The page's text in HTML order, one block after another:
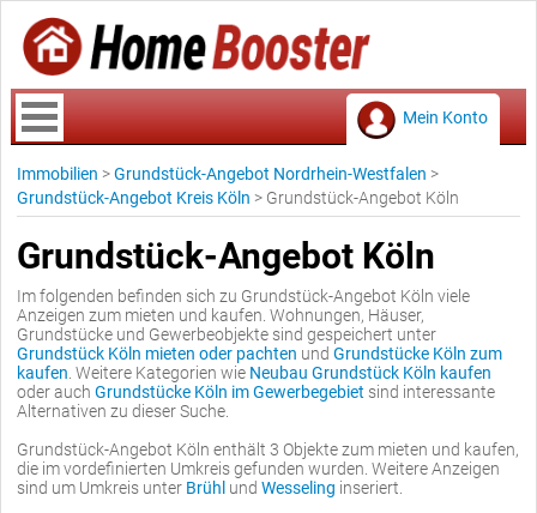
Mein Konto
Immobilien >Grundstück-Angebot Nordrhein-Westfalen >
Grundstück-Angebot Kreis Köln > Grundstück-Angebot Köln
Grundstück-Angebot Köln
Im folgenden befinden sich zu Grundstück-Angebot Köln viele
Anzeigen zum mieten und kaufen. Wohnungen, Häuser,
Grundstücke und Gewerbeobjekte sind gespeichert unter
Grundstück Köln mieten oder pachten und Grundstücke Köln zum
kaufen . Weitere Kategorien wie Neubau Grundstück Köln kaufen
oder auch Grundstücke Köln im Gewerbegebiet sind interessante
Alternativen zu dieser Suche.
Grundstück-Angebot Köln enthält 3 Objekte zum mieten und kaufen,
die im vordefinierten Umkreis gefunden wurden. Weitere Anzeigen
sind um Umkreis unter Brühl und Wesseling inseriert.